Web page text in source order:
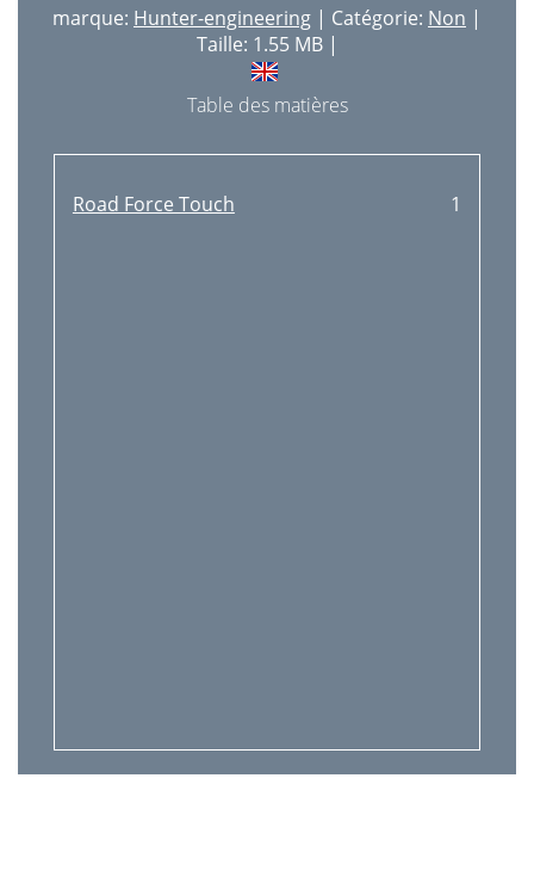
marque: Hunter-engineering | Catégorie: Non |
Taille: 1.55 MB |
Table des matières
Road Force Touch 1